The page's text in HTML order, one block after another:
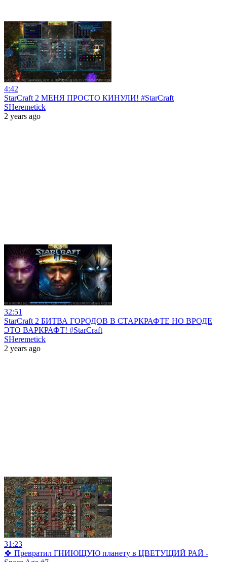
4:42
StarCraft 2 МЕНЯ ПРОСТО КИНУЛИ! #StarCraft
SHeremetick
2 years ago
32:51
StarCraft 2 БИТВА ГОРОДОВ В СТАРКРАФТЕ НО ВРОДЕ
ЭТО ВАРКРАФТ! #StarCraft
SHeremetick
2 years ago
31:23
🍀 Превратил ГНИЮЩУЮ планету в ЦВЕТУЩИЙ РАЙ -